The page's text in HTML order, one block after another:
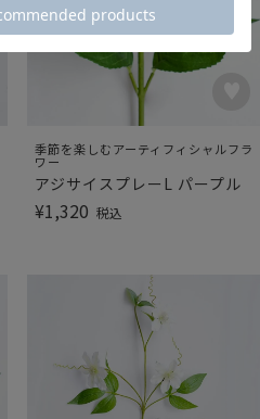
季節を楽しむアーティフィシャルフラ
ワー
アジサイスプレーL パープル
¥1,320 税込